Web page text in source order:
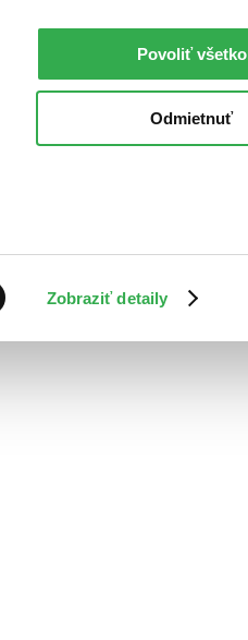
Zobraziť detaily
Povoliť všetko
Odmietnuť